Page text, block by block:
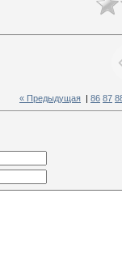
« Предыдущая 86 87